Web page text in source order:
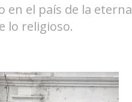
en el país de la eterna
lo religioso.